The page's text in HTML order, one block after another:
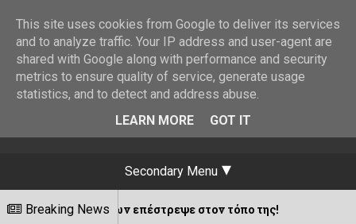
Secondary Menu
Breaking News
επέστρεψε στον τόπο της! 08/08/2026
This site uses cookies from Google to deliver its services
and to analyze traffic. Your IP address and user-agent are
shared with Google along with performance and security
metrics to ensure quality of service, generate usage
statistics, and to detect and address abuse.
LEARN MORE
GOT IT